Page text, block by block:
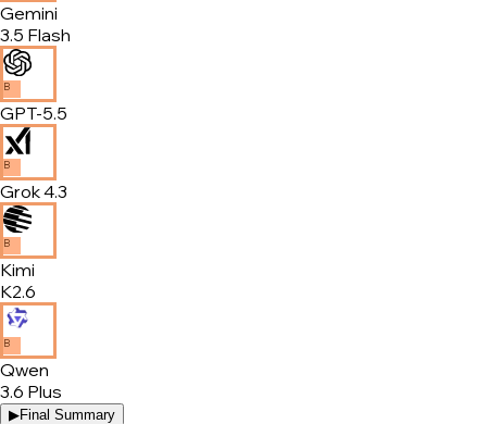
Gemini
3.5 Flash
B
GPT-5.5
B
Grok 4.3
B
Kimi
K2.6
B
Qwen
3.6 Plus
▶Final Summary